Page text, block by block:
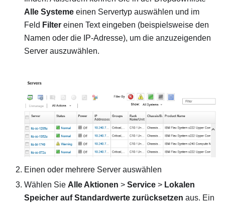
Alle Systeme einen Servertyp auswählen und im
Feld Filter einen Text eingeben (beispielsweise den
Namen oder die IP-Adresse), um die anzuzeigenden
Server auszuwählen.
Einen oder mehrere Server auswählen
Wählen Sie Alle Aktionen > Service > Lokalen
Speicher auf Standardwerte zurücksetzen aus. Ein